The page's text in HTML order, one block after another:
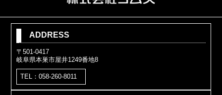
ADDRESS
〒501-0417
岐阜県本巣市屋井1249番地8
TEL：058-260-8011